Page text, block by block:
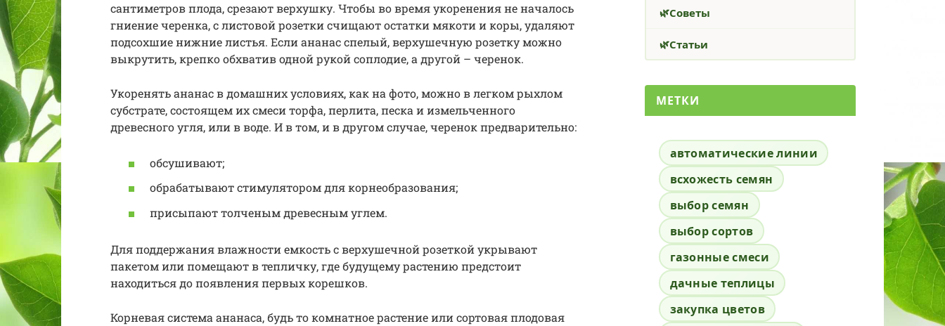
сантиметров плода, срезают верхушку. Чтобы во время укоренения не началось
гниение черенка, с листовой розетки счищают остатки мякоти и коры, удаляют
подсохшие нижние листья. Если ананас спелый, верхушечную розетку можно
выкрутить, крепко обхватив одной рукой соплодие, а другой – черенок.
Укоренять ананас в домашних условиях, как на фото, можно в легком рыхлом
субстрате, состоящем их смеси торфа, перлита, песка и измельченного
древесного угля, или в воде. И в том, и в другом случае, черенок предварительно:
обсушивают;
обрабатывают стимулятором для корнеобразования;
присыпают толченым древесным углем.
Для поддержания влажности емкость с верхушечной розеткой укрывают
пакетом или помещают в тепличку, где будущему растению предстоит
находиться до появления первых корешков.
Корневая система ананаса, будь то комнатное растение или сортовая плодовая
Советы
Статьи
МЕТКИ
автоматические линии
всхожесть семян
выбор семян
выбор сортов
газонные смеси
дачные теплицы
закупка цветов